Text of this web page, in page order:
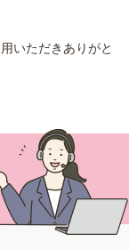
いただきありがと